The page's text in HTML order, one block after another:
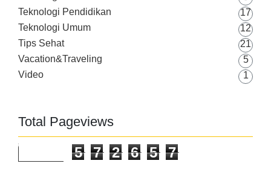
Teknologi Pendidikan
17
Teknologi Umum
12
Tips Sehat
21
Vacation&Traveling
5
Video
1
Total Pageviews
5 7 2 6 5 7